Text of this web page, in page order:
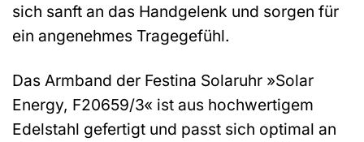
sich sanft an das Handgelenk und sorgen für
ein angenehmes Tragegefühl.
Das Armband der Festina Solaruhr »Solar
Energy, F20659/3« ist aus hochwertigem
Edelstahl gefertigt und passt sich optimal an